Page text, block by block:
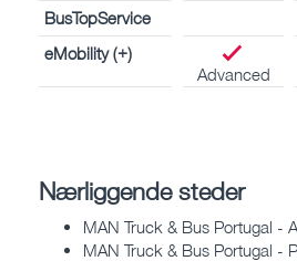
BusTopService
eMobility (+)
Advanced
Nærliggende steder
MAN Truck & Bus Portugal -
MAN Truck & Bus Portugal -